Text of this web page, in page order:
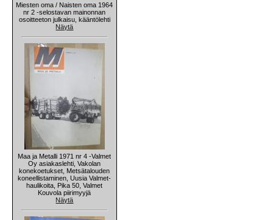
Miesten oma / Naisten oma 1964
nr 2 -selostavan mainonnan
osoitteeton julkaisu, kääntölehti
Näytä
Maa ja Metalli 1971 nr 4 -Valmet
Oy asiakaslehti, Vakolan
konekoetukset, Metsätalouden
koneellistaminen, Uusia Valmet-
haulikoita, Pika 50, Valmet
Kouvola piirimyyjä
Näytä